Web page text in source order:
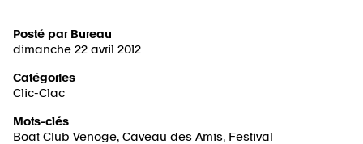
Posté par Bureau
dimanche 22 avril 2012
Catégories
Clic-Clac
Mots-clés
Boat Club Venoge, Caveau des Amis, Festival